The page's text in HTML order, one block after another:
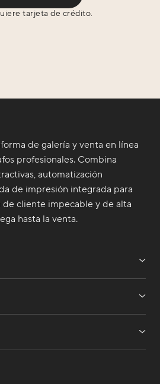
tarjeta de crédito.
de galería y venta en línea
profesionales. Combina
automatización
de impresión integrada para
cliente impecable y de alta
hasta la venta.